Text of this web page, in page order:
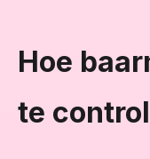
Hoe
te